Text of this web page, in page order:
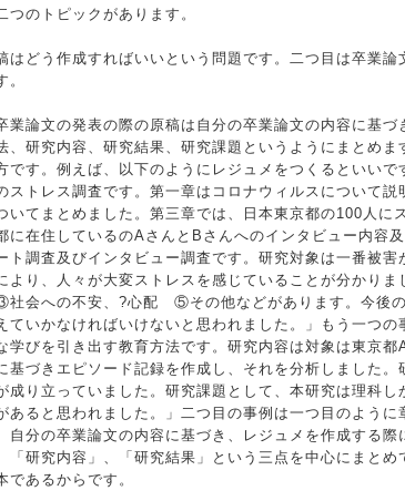
のトピックがあります。
どう作成すればいいという問題です。二つ目は卒業論
論文の発表の際の原稿は自分の卒業論文の内容に基づ
研究内容、研究結果、研究課題というようにまとめま
す。例えば、以下のようにレジュメをつくるといいで
トレス調査です。第一章はコロナウィルスについて説
てまとめました。第三章では、日本東京都の100人に
に在住しているのAさんとBさんへのインタビュー内容
調査及びインタビュー調査です。研究対象は一番被害
り、人々が大変ストレスを感じていることが分かりま
会への不安、?心配 ⑤その他などがあります。今後
いかなければいけないと思われました。」もう一つの
学びを引き出す教育方法です。研究内容は対象は東京
づきエピソード記録を作成し、それを分析しました。
り立っていました。研究課題として、本研究は理科し
ると思われました。」二つ目の事例は一つ目のように
分の卒業論文の内容に基づき、レジュメを作成する際
研究内容」、「研究結果」という三点を中心にまとめ
あるからです。